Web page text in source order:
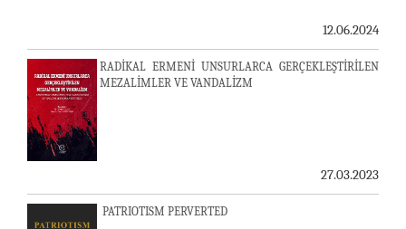
12.06.2024
RADİKAL ERMENİ UNSURLARCA GERÇEKLEŞTİRİLEN
MEZALİMLER VE VANDALİZM
27.03.2023
PATRIOTISM PERVERTED